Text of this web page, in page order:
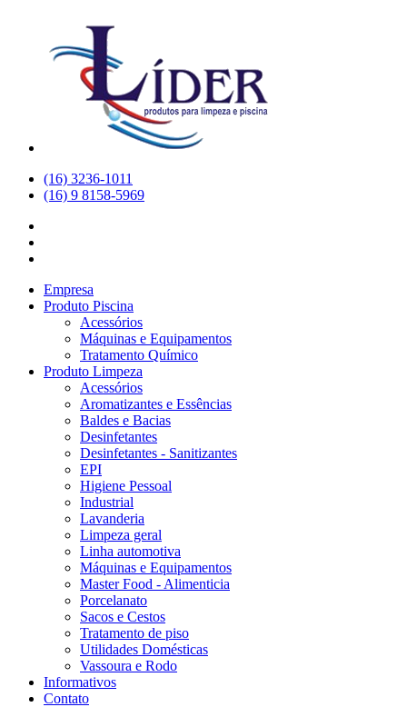
(16) 3236-1011
(16) 9 8158-5969
Empresa
Produto Piscina
Acessórios
Máquinas e Equipamentos
Tratamento Químico
Produto Limpeza
Acessórios
Aromatizantes e Essências
Baldes e Bacias
Desinfetantes
Desinfetantes - Sanitizantes
EPI
Higiene Pessoal
Industrial
Lavanderia
Limpeza geral
Linha automotiva
Máquinas e Equipamentos
Master Food - Alimenticia
Porcelanato
Sacos e Cestos
Tratamento de piso
Utilidades Domésticas
Vassoura e Rodo
Informativos
Contato